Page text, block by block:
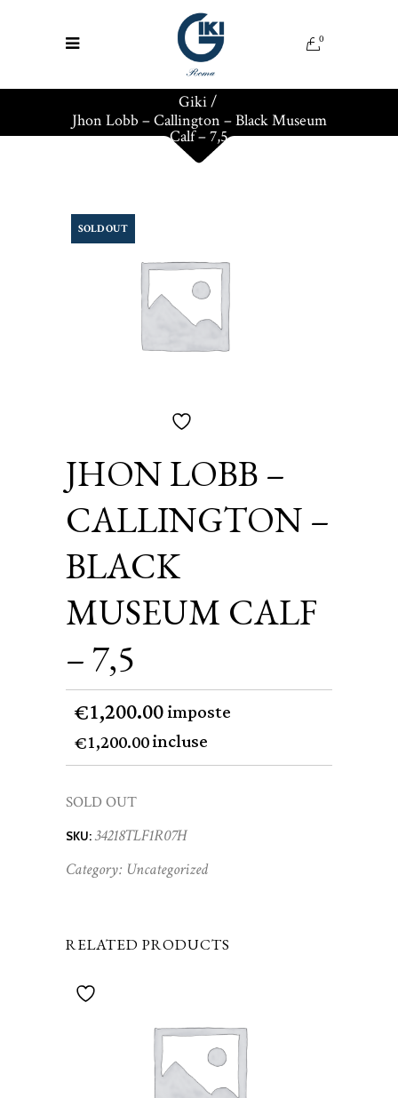
0
Giki/
Jhon Lobb – Callington – Black Museum
Calf – 7,5
SOLD OUT
JHON LOBB –
CALLINGTON –
BLACK
MUSEUM CALF
– 7,5
€1,200.00imposte
€1,200.00incluse
SOLD OUT
SKU: 34218TLF1R07H
Category: Uncategorized
RELATED PRODUCTS